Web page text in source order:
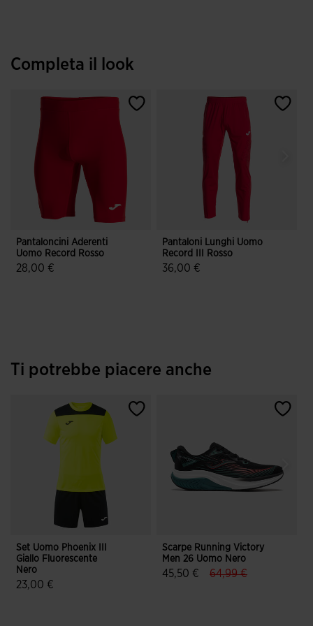
Completa il look
Pantaloncini Aderenti
Uomo Record Rosso
28,00 €
Pantaloni Lunghi Uomo
Record III Rosso
36,00 €
Ti potrebbe piacere anche
Set Uomo Phoenix III
Giallo Fluorescente
Nero
23,00 €
Scarpe Running Victory
Men 26 Uomo Nero
45,50 € 64,99 €label.price.to